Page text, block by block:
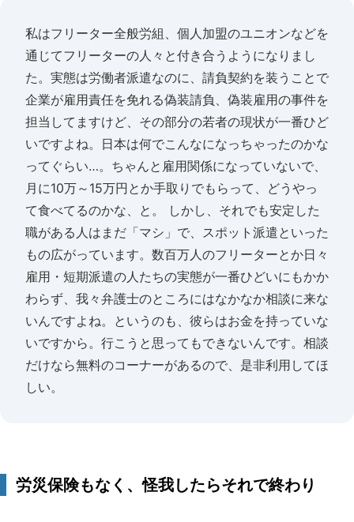
私はフリーター全般労組、個人加盟のユニオンなどを
通じてフリーターの人々と付き合うようになりまし
た。実態は労働者派遣なのに、請負契約を装うことで
企業が雇用責任を免れる偽装請負、偽装雇用の事件を
担当してますけど、その部分の若者の現状が一番ひど
いですよね。日本は何でこんなになっちゃったのかな
ってぐらい…。ちゃんと雇用関係になっていないで、
月に10万～15万円とか手取りでもらって、どうやっ
て食べてるのかな、と。 しかし、それでも安定した
職がある人はまだ「マシ」で、スポット派遣といった
もの広がっています。数百万人のフリーターとか日々
雇用・短期派遣の人たちの実態が一番ひどいにもかか
わらず、我々弁護士のところにはなかなか相談に来な
いんですよね。というのも、彼らはお金を持っていな
いですから。行こうと思ってもできないんです。相談
だけなら無料のコーナーがあるので、是非利用してほ
しい。
労災保険もなく、怪我したらそれで終わり